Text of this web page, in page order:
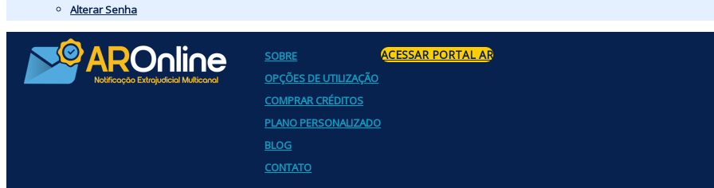
Alterar Senha
SOBRE
OPÇÕES DE UTILIZAÇÃO
COMPRAR CRÉDITOS
PLANO PERSONALIZADO
BLOG
CONTATO
ACESSAR PORTAL AR